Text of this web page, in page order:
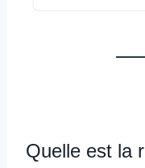
Quelle est la